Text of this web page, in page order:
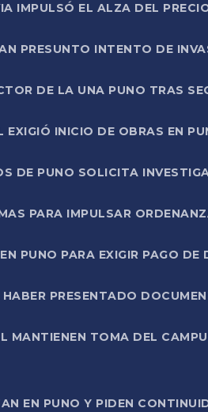
IMPULSÓ EL ALZA DEL
PRESUNTO INTENTO DE
DE LA UNA PUNO TRAS
INICIO DE OBRAS EN
DE PUNO SOLICITA
PARA IMPULSAR
PUNO PARA EXIGIR PAGO
PRESENTADO
MANTIENEN TOMA DEL
EN PUNO Y PIDEN